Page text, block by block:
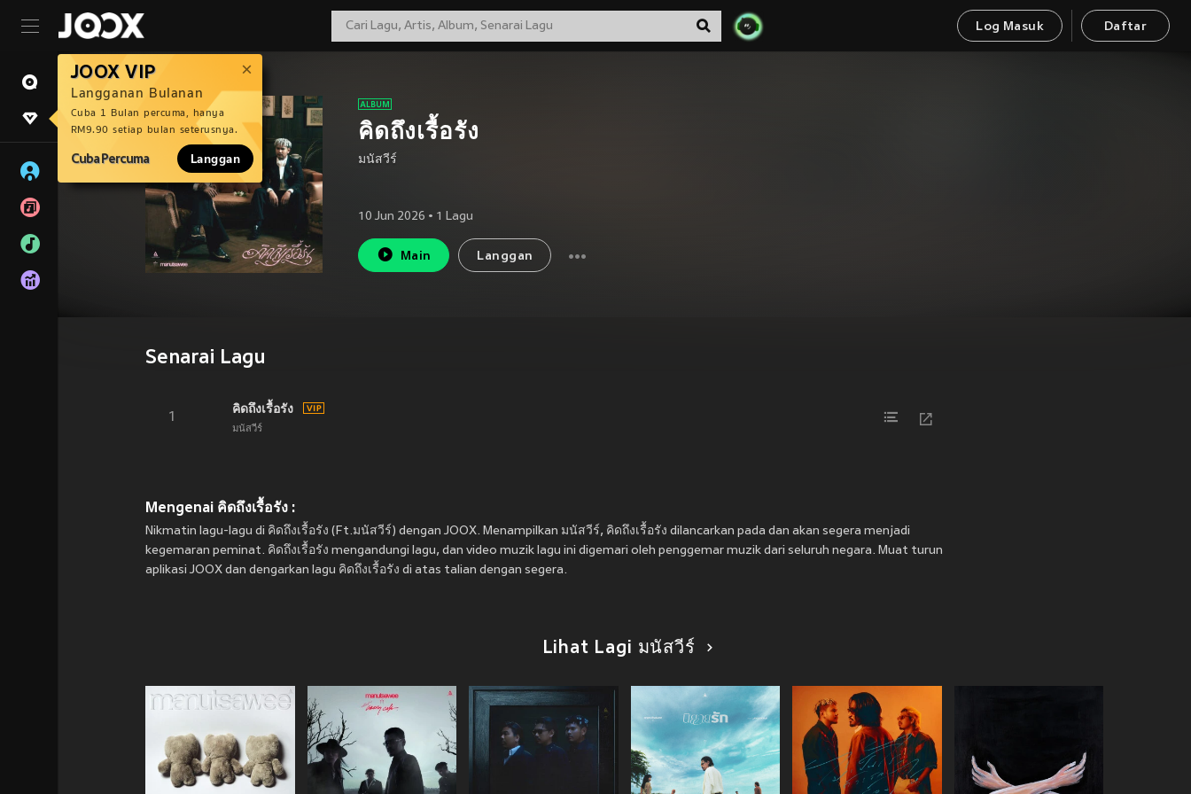
Log Masuk Daftar
JOOX VIP
Langganan Bulanan
Cuba 1 Bulan percuma, hanya
RM9.90 setiap bulan seterusnya.
Cuba Percuma Langgan
คิดถึงเรื้อรัง
มนัสวีร์
10 Jun 2026 • 1 Lagu
Main Langgan
Senarai Lagu
1
คิดถึงเรื้อรัง
มนัสวีร์
Mengenai คิดถึงเรื้อรัง :
Nikmatin lagu-lagu di คิดถึงเรื้อรัง (Ft.มนัสวีร์) dengan JOOX. Menampilkan มนัสวีร์, คิดถึงเรื้อรัง dilancarkan pada dan akan segera menjadi
kegemaran peminat. คิดถึงเรื้อรัง mengandungi lagu, dan video muzik lagu ini digemari oleh penggemar muzik dari seluruh negara. Muat turun
aplikasi JOOX dan dengarkan lagu คิดถึงเรื้อรัง di atas talian dengan segera.
Lihat Lagi มนัสวีร์